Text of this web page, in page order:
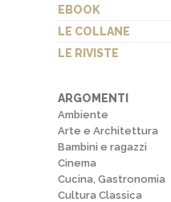
EBOOK
LE COLLANE
LE RIVISTE
ARGOMENTI
Ambiente
Arte e Architettura
Bambini e ragazzi
Cinema
Cucina, Gastronomia
Cultura Classica